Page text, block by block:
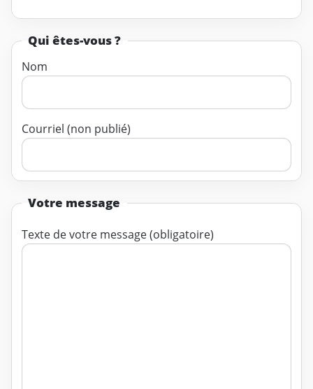
Qui êtes-vous ?
Nom
Courriel (non publié)
Votre message
Texte de votre message (obligatoire)